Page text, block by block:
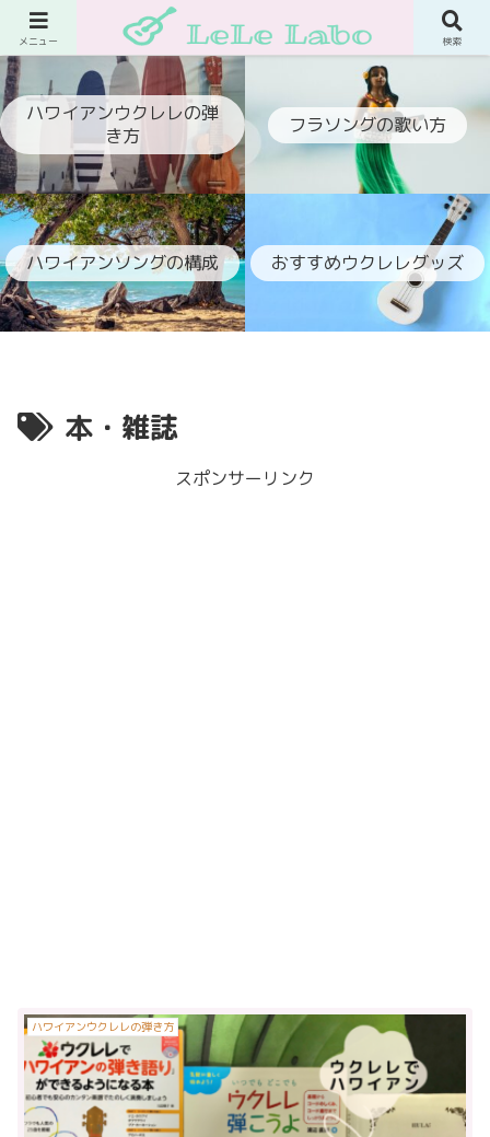
ウクレレでフラ伴奏ができるようになるブログ
ハワイアンウクレレの弾
き方
フラソングの歌い方
ハワイアンソングの構成 おすすめウクレレグッズ
本・雑誌
スポンサーリンク
ハワイアンウクレレの弾き方
メニュー 検索